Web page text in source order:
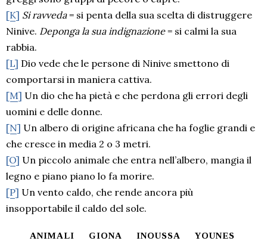
[K] Si ravveda= si penta della sua scelta di distruggere
Ninive. Deponga la sua indignazione= si calmi la sua
rabbia.
[L] Dio vede che le persone di Ninive smettono di
comportarsi in maniera cattiva.
[M] Un dio che ha pietà e che perdona gli errori degli
uomini e delle donne.
[N] Un albero di origine africana che ha foglie grandi e
che cresce in media 2 o 3 metri.
[O] Un piccolo animale che entra nell’albero, mangia il
legno e piano piano lo fa morire.
[P] Un vento caldo, che rende ancora più
insopportabile il caldo del sole.
ANIMALI GIONA INOUSSA
YOUNES